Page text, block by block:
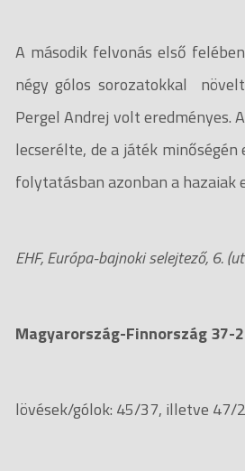
A második felvonás első
négy gólos sorozatokkal
Pergel Andrej volt eredményes.
lecserélte, de a játék
folytatásban azonban a
EHF, Európa-bajnoki selejtező, 6.
Magyarország-Finnország 37-
lövések/gólok: 45/37, illetve 47/